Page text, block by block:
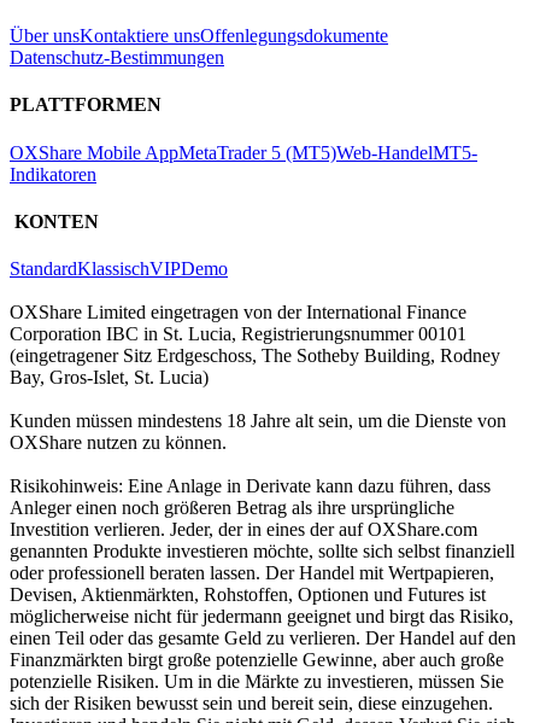
Über unsKontaktiere unsOffenlegungsdokumente
Datenschutz-Bestimmungen
PLATTFORMEN
OXShare Mobile AppMetaTrader 5 (MT5)Web-HandelMT5-
Indikatoren
KONTEN
StandardKlassischVIPDemo
OXShare Limited eingetragen von der International Finance
Corporation IBC in St. Lucia, Registrierungsnummer 00101
(eingetragener Sitz Erdgeschoss, The Sotheby Building, Rodney
Bay, Gros-Islet, St. Lucia)
Kunden müssen mindestens 18 Jahre alt sein, um die Dienste von
OXShare nutzen zu können.
Risikohinweis: Eine Anlage in Derivate kann dazu führen, dass
Anleger einen noch größeren Betrag als ihre ursprüngliche
Investition verlieren. Jeder, der in eines der auf OXShare.com
genannten Produkte investieren möchte, sollte sich selbst finanziell
oder professionell beraten lassen. Der Handel mit Wertpapieren,
Devisen, Aktienmärkten, Rohstoffen, Optionen und Futures ist
möglicherweise nicht für jedermann geeignet und birgt das Risiko,
einen Teil oder das gesamte Geld zu verlieren. Der Handel auf den
Finanzmärkten birgt große potenzielle Gewinne, aber auch große
potenzielle Risiken. Um in die Märkte zu investieren, müssen Sie
sich der Risiken bewusst sein und bereit sein, diese einzugehen.